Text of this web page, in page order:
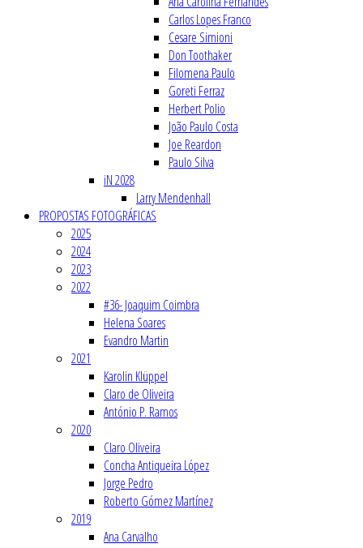
Carlos Lopes Franco
Cesare Simioni
Don Toothaker
Filomena Paulo
Goreti Ferraz
Herbert Polio
João Paulo Costa
Joe Reardon
Paulo Silva
iN 2028
Larry Mendenhall
PROPOSTAS FOTOGRÁFICAS
2025
2024
2023
2022
#36- Joaquim Coimbra
Helena Soares
Evandro Martin
2021
Karolin Klüppel
Claro de Oliveira
António P. Ramos
2020
Claro Oliveira
Concha Antiqueira López
Jorge Pedro
Roberto Gómez Martínez
2019
Ana Carvalho